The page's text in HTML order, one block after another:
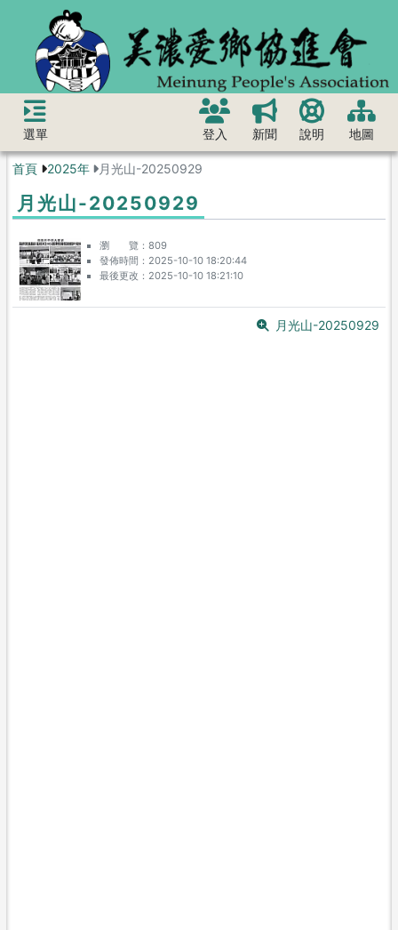
選單 登入 新聞 說明 地圖
首頁 2025年 月光山-20250929
月光山-20250929
瀏 覽
809
發佈時間
2025-10-10 18:20:44
最後更改
2025-10-10 18:21:10
月光山-20250929